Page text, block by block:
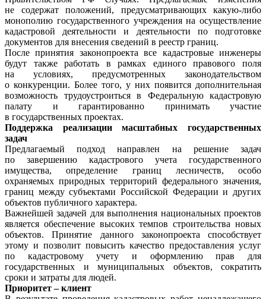
не содержат положений, предусматривающих какую-либо
монополию государственного учреждения на осуществление
кадастровой деятельности и деятельности по подготовке
документов для внесения сведений в реестр границ.
После принятия законопроекта все кадастровые инженеры
будут также работать в рамках единого правового поля
на условиях, предусмотренных законодательством
о конкуренции. Более того, у них появится дополнительная
возможность трудоустроиться в Федеральную кадастровую
палату и гарантированно принимать участие
в государственных проектах.
Поддержка реализации масштабных государственных
задач
Предлагаемый подход направлен на решение задач
по завершению кадастрового учета государственного
имущества, определение границ лесничеств, особо
охраняемых природных территорий федерального значения,
границ между субъектами Российской Федерации и других
объектов публичного характера.
Важнейшей задачей для выполнения национальных проектов
является обеспечение высоких темпов строительства новых
объектов. Принятие данного законопроекта способствует
этому и позволит повысить качество предоставления услуг
по кадастровому учету и оформлению прав для
государственных и муниципальных объектов, сократить
сроки и затраты для людей.
Приоритет – клиент